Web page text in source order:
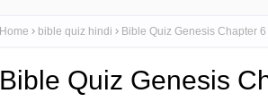
Home bible quiz hindi Bible Quiz Genesis Chapter 6
Bible Quiz Genesis